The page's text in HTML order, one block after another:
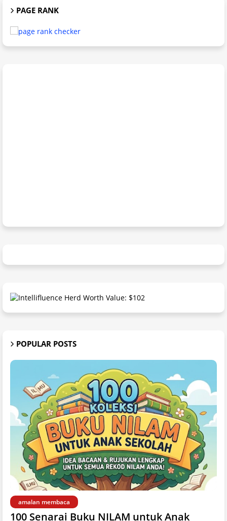
PAGE RANK
POPULAR POSTS
amalan membaca
100 Senarai Buku NILAM untuk Anak